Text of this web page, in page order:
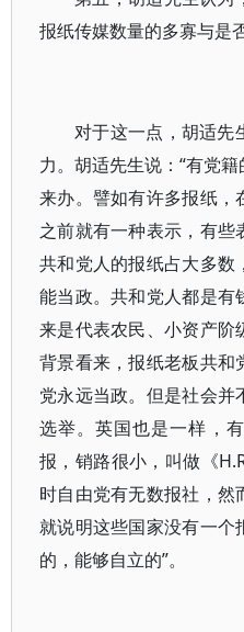
报纸传媒数量的多寡与是
对于这一点，胡适先
力。胡适先生说：“有党
来办。譬如有许多报纸，
之前就有一种表示，有些
共和党人的报纸占大多数
能当政。共和党人都是有
来是代表农民、小资产阶
背景看来，报纸老板共和
党永远当政。但是社会并
选举。英国也是一样，
报，销路很小，叫做《
时自由党有无数报社，
就说明这些国家没有一个
的，能够自立的”。